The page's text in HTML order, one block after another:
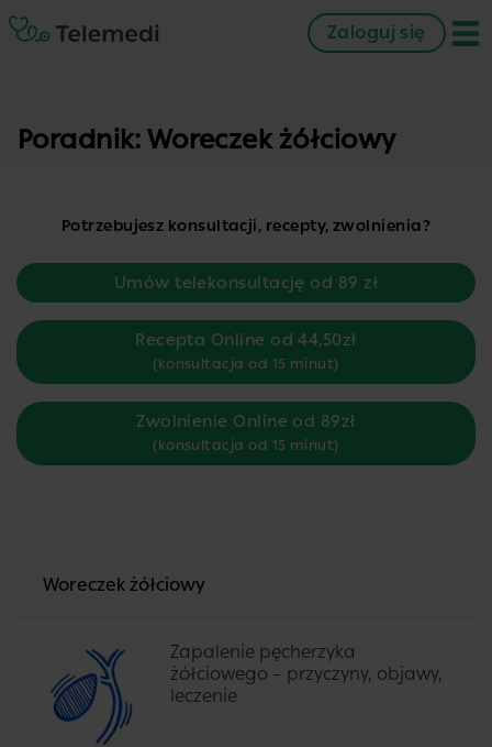
Zaloguj się
Poradnik: Woreczek żółciowy
Potrzebujesz konsultacji, recepty, zwolnienia?
Umów telekonsultację od 89 zł
Recepta Online od 44,50zł
(konsultacja od 15 minut)
Zwolnienie Online od 89zł
(konsultacja od 15 minut)
Woreczek żółciowy
Zapalenie pęcherzyka
żółciowego – przyczyny, objawy,
leczenie